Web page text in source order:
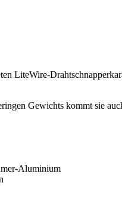
LiteWire-
Gewichts kommt sie
Aluminium